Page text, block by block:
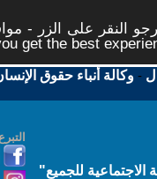
النقر على الزر -
get the best
-وكالة أنباء حقوق
للجميع"